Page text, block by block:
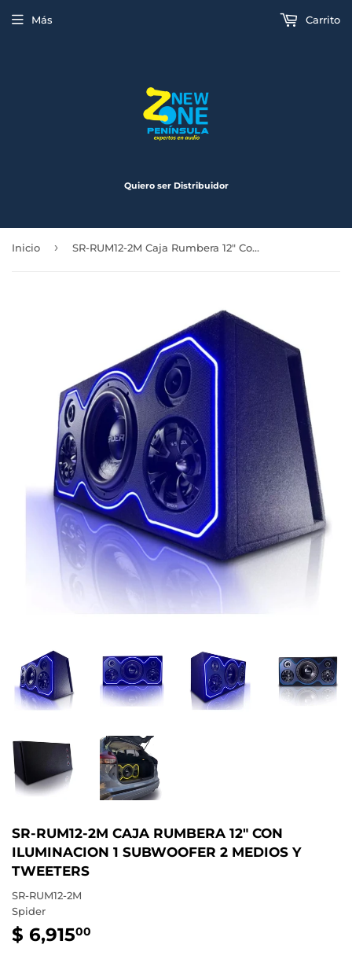
Quiero ser Distribuidor
Más Carrito
Inicio › SR-RUM12-2M Caja Rumbera 12" Con Iluminacion 1 Subwoofer 2 Medios y Tweeters
SR-RUM12-2M CAJA RUMBERA 12" CON
ILUMINACION 1 SUBWOOFER 2 MEDIOS Y
TWEETERS
SR-RUM12-2M
Spider
$ 6,91500